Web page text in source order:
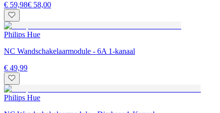
€ 59,98€ 58,00
Philips Hue
NC Wandschakelaarmodule - 6A 1-kanaal
€ 49,99
Philips Hue